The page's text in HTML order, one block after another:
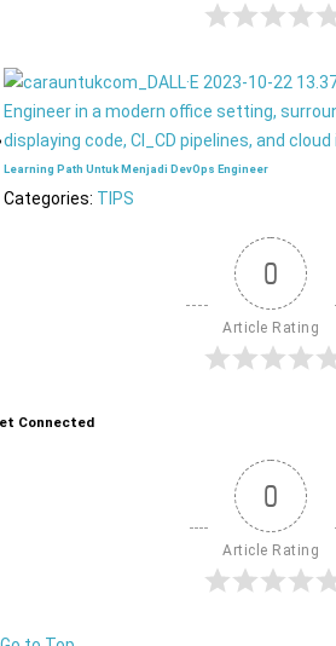
Learning Path Untuk Menjadi DevOps Engineer
Categories: TIPS
0
Article Rating
Connected
0
Article Rating